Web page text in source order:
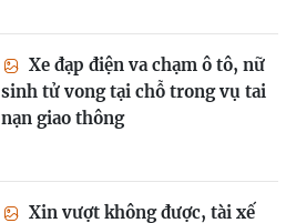
Xe đạp điện va chạm ô tô, nữ
sinh tử vong tại chỗ trong vụ tai
nạn giao thông
Xin vượt không được, tài xế